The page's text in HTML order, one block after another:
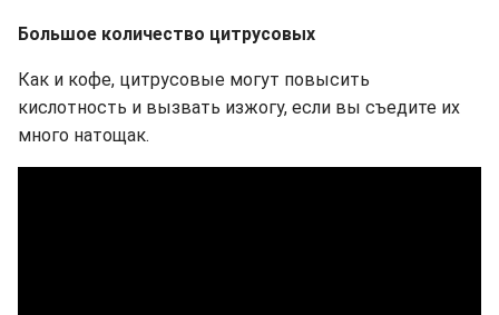
Большое количество цитрусовых
Как и кофе, цитрусовые могут повысить
кислотность и вызвать изжогу, если вы съедите их
много натощак.